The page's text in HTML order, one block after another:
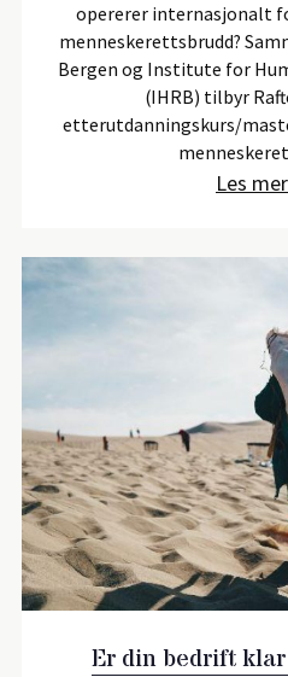
opererer internasjonalt
menneskerettsbrudd?
Bergen og Institute for
(IHRB) tilbyr
etterutdanningskurs/
Les mer
Er din bedrift